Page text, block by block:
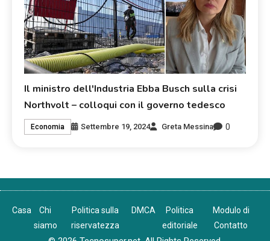
Il ministro dell'Industria Ebba Busch sulla crisi
Northvolt – colloqui con il governo tedesco
Economia Settembre 19, 2024 Greta Messina 0
Casa
Chi
siamo
Politica sulla
riservatezza
DMCA
Politica
editoriale
Modulo di
Contatto